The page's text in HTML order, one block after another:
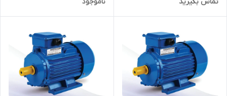
ترمینال بالا
ترمینال بالا